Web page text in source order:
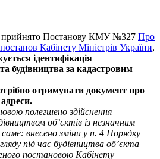
прийнято Постанову КМУ №327 Про
Кабінету Міністрів України,
ідентифікація
будівництва за кадастровим
отримувати документ про
полегшено здійснення
об’єктів із незначним
внесено зміни у п. 4 Порядку
під час будівництва об’єкта
постановою Кабінету